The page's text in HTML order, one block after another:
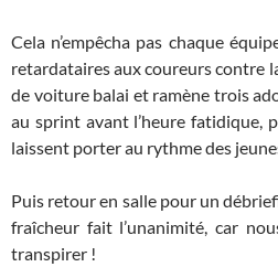
Cela n’empêcha pas chaque
retardataires aux coureurs contre
de voiture balai et ramène trois
au sprint avant l’heure fatidique,
laissent porter au rythme des
Puis retour en salle pour un
fraîcheur fait l’unanimité, car
transpirer !